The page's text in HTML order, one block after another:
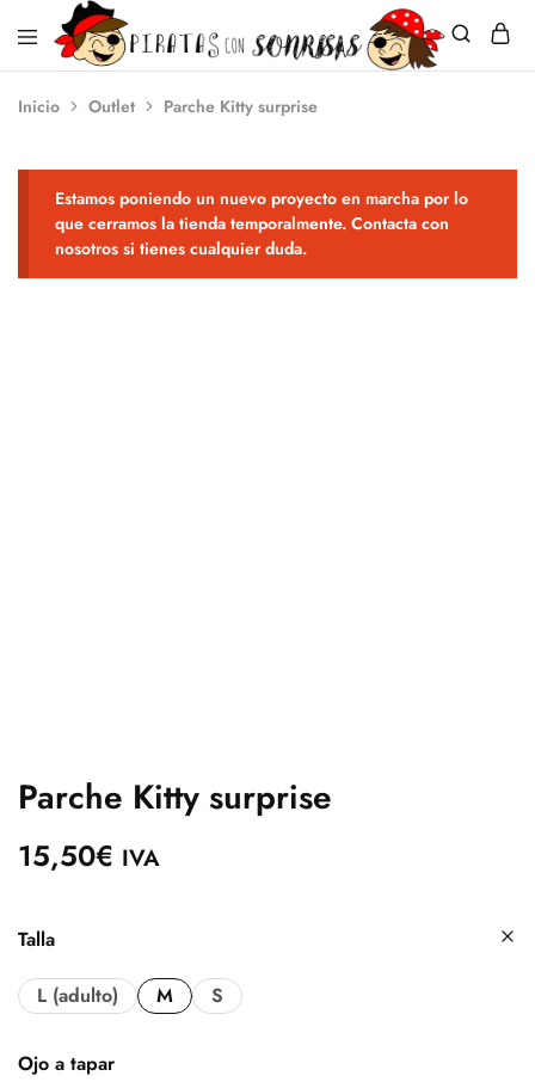
Piratas
con
Ningún
niño
Inicio Outlet Parche Kitty surprise
Estamos poniendo un nuevo proyecto en marcha por lo
que cerramos la tienda temporalmente. Contacta con
nosotros si tienes cualquier duda.
Parche Kitty surprise
15,50€ IVA
Talla
L (adulto) M S
Ojo a tapar